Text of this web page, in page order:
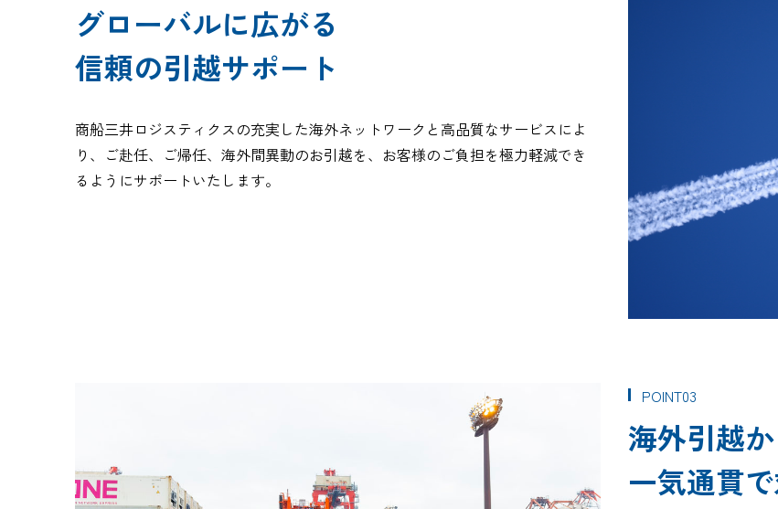
グローバルに広がる
信頼の引越サポート
商船三井ロジスティクスの充実した海外ネットワークと高品質なサービスによ
り、ご赴任、ご帰任、海外間異動のお引越を、お客様のご負担を極力軽減でき
るようにサポートいたします。
POINT03
海外引越
一気通貫
CARGO TRACKING